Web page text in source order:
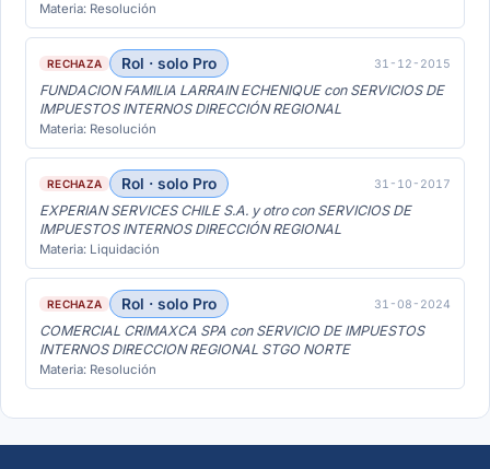
Materia: Resolución
RECHAZA Rol · solo Pro 31-12-2015
FUNDACION FAMILIA LARRAIN ECHENIQUE con SERVICIOS DE
IMPUESTOS INTERNOS DIRECCIÓN REGIONAL
Materia: Resolución
RECHAZA Rol · solo Pro 31-10-2017
EXPERIAN SERVICES CHILE S.A. y otro con SERVICIOS DE
IMPUESTOS INTERNOS DIRECCIÓN REGIONAL
Materia: Liquidación
RECHAZA Rol · solo Pro 31-08-2024
COMERCIAL CRIMAXCA SPA con SERVICIO DE IMPUESTOS
INTERNOS DIRECCION REGIONAL STGO NORTE
Materia: Resolución